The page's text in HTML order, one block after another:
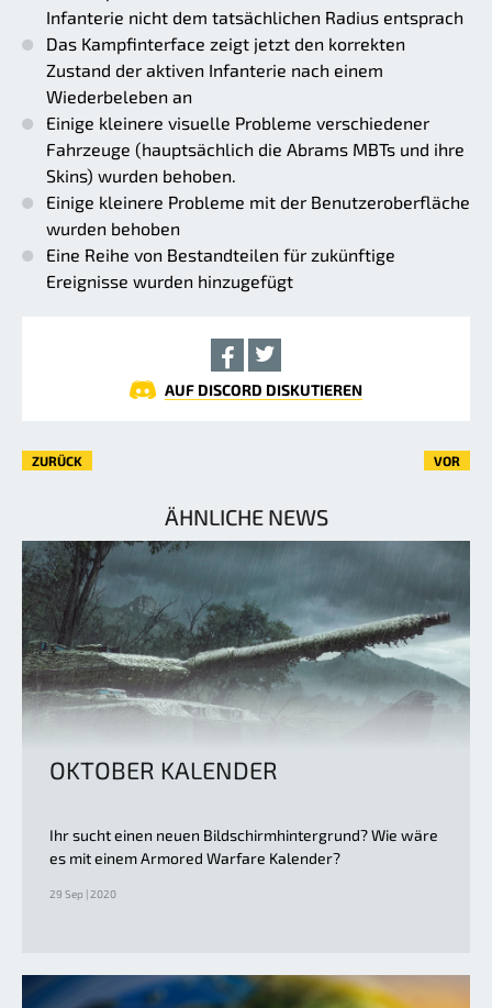
Infanterie nicht dem tatsächlichen Radius entsprach
Das Kampfinterface zeigt jetzt den korrekten
Zustand der aktiven Infanterie nach einem
Wiederbeleben an
Einige kleinere visuelle Probleme verschiedener
Fahrzeuge (hauptsächlich die Abrams MBTs und ihre
Skins) wurden behoben.
Einige kleinere Probleme mit der Benutzeroberfläche
wurden behoben
Eine Reihe von Bestandteilen für zukünftige
Ereignisse wurden hinzugefügt
AUF DISCORD DISKUTIEREN
ZURÜCK VOR
ÄHNLICHE NEWS
OKTOBER KALENDER
Ihr sucht einen neuen Bildschirmhintergrund? Wie wäre
es mit einem Armored Warfare Kalender?
29 Sep | 2020